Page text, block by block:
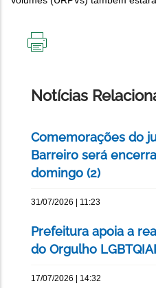
Notícias
Comemorações do
Barreiro será
domingo (2)
31/07/2026 | 11:23
Prefeitura apoia a
do Orgulho
17/07/2026 | 14:32